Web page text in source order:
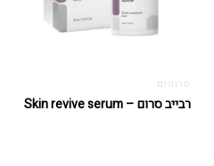
סרומים
רבייב סרום – Skin revive serum